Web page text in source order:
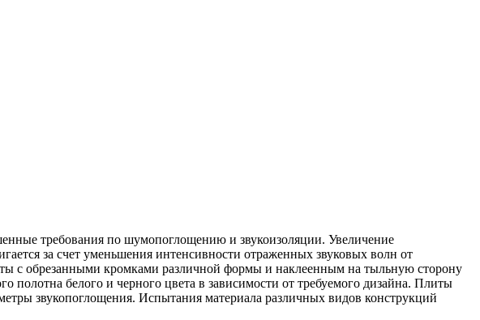
требования по шумопоглощению и звукоизоляции. Увеличение
за счет уменьшения интенсивности отраженных звуковых волн от
с обрезанными кромками различной формы и наклеенным на тыльную сторону
белого и черного цвета в зависимости от требуемого дизайна. Плиты
звукопоглощения. Испытания материала различных видов конструкций